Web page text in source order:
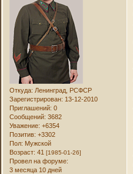
Откуда: Ленинград, РСФСР
Зарегистрирован: 13-12-2010
Приглашений: 0
Сообщений: 3682
Уважение: +6354
Позитив: +3302
Пол: Мужской
Возраст: 41[1985-01-26]
Провел на форуме:
3 месяца 10 дней